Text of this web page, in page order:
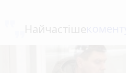
Найчастіше